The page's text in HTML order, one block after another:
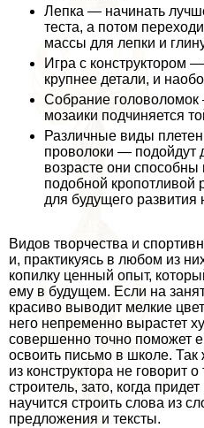
Лепка — начинать
теста, а потом
массы для лепки и
Игра с конструктором
крупнее детали, и
Собрание
мозаики подчиняется
Различные виды
проволоки — подойдут
возрасте они способны
подобной кропотливой
для будущего
Видов творчества и
и, пpaктикуясь в любом из
копилку ценный опыт,
ему в будущем. Если на
красиво выводит мелкие
него непременно вырастет
совершенно точно поможет
освоить письмо в школе. Так
из конструктора не говорит
строитель, зато, когда
научится строить слова из
предложения и тексты.